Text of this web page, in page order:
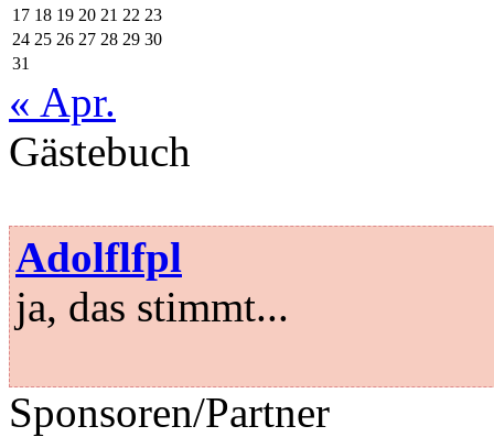
17 18 19 20 21 22 23
24 25 26 27 28 29 30
31
« Apr.
Gästebuch
Adolflfpl
ja, das stimmt...
Sponsoren/Partner